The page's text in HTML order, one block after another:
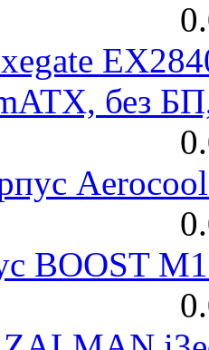
без
BOOST